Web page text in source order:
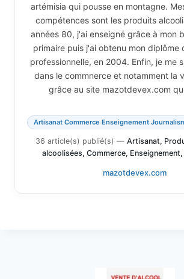
artémisia qui pousse en montagne.
compétences sont les produits
années 80, j'ai enseigné grâce à mon
primaire puis j'ai obtenu mon diplôme
professionnelle, en 2004. Enfin, je me
dans le commnerce et notamment la
grâce au site mazotdevex.com
Artisanat Commerce Enseignement
36 article(s) publié(s) — Artisanat,
alcoolisées, Commerce,
mazotdevex.com